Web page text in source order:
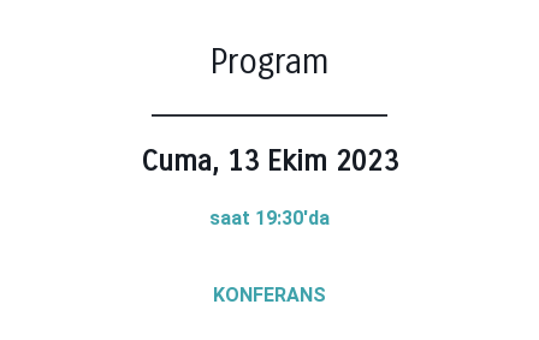
Program
Cuma, 13 Ekim 2023
saat 19:30'da
KONFERANS